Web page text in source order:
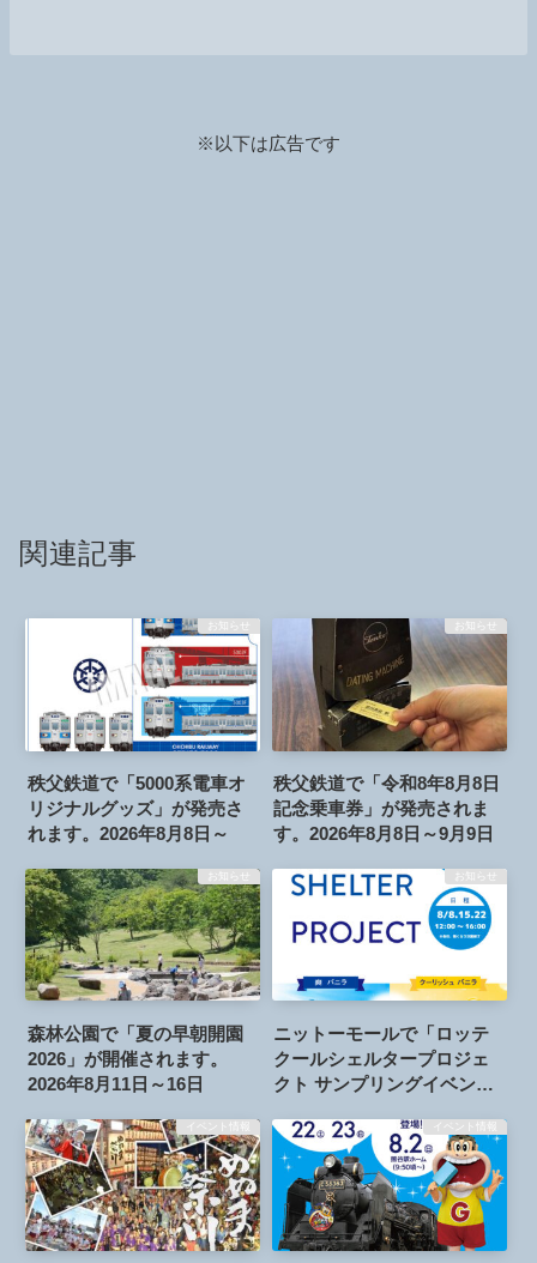
※以下は広告です
関連記事
お知らせ
秩父鉄道で「5000系電車オ
リジナルグッズ」が発売さ
れます。2026年8月8日～
お知らせ
秩父鉄道で「令和8年8月8日
記念乗車券」が発売されま
す。2026年8月8日～9月9日
お知らせ
森林公園で「夏の早朝開園
2026」が開催されます。
2026年8月11日～16日
お知らせ
ニットーモールで「ロッテ
クールシェルタープロジェ
クト サンプリングイベン
2026年8月8日、15日、22日
イベント情報 イベント情報